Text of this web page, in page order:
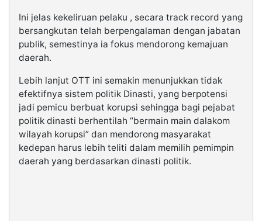
Ini jelas kekeliruan pelaku , secara track record yang
bersangkutan telah berpengalaman dengan jabatan
publik, semestinya ia fokus mendorong kemajuan
daerah.
Lebih lanjut OTT ini semakin menunjukkan tidak
efektifnya sistem politik Dinasti, yang berpotensi
jadi pemicu berbuat korupsi sehingga bagi pejabat
politik dinasti berhentilah “bermain main dalakom
wilayah korupsi” dan mendorong masyarakat
kedepan harus lebih teliti dalam memilih pemimpin
daerah yang berdasarkan dinasti politik.